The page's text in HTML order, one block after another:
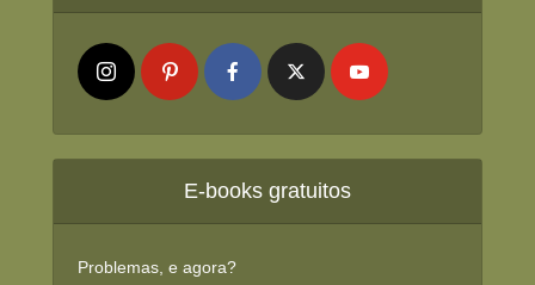
E-books gratuitos
Problemas, e agora?